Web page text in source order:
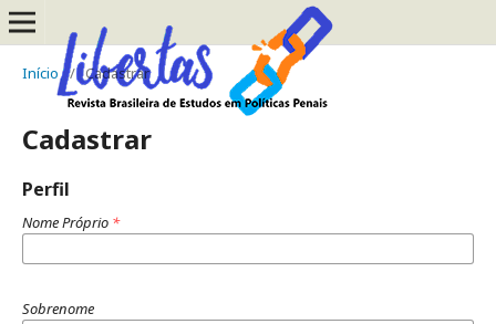
Início / Cadastrar
Cadastrar
Perfil
Nome Próprio *
Sobrenome